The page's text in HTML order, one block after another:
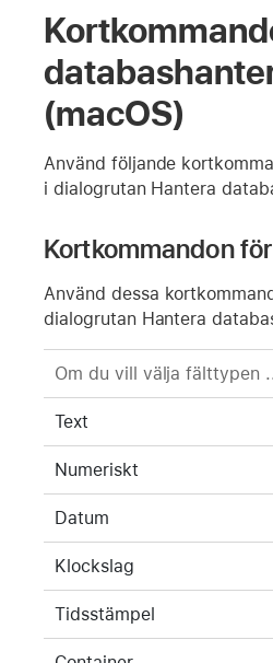
(macOS)
Använd följande
i dialogrutan Hantera
Kortkommandon
Använd dessa
dialogrutan Hantera
Om du vill välja fälttypen
Text
Numeriskt
Datum
Klockslag
Tidsstämpel